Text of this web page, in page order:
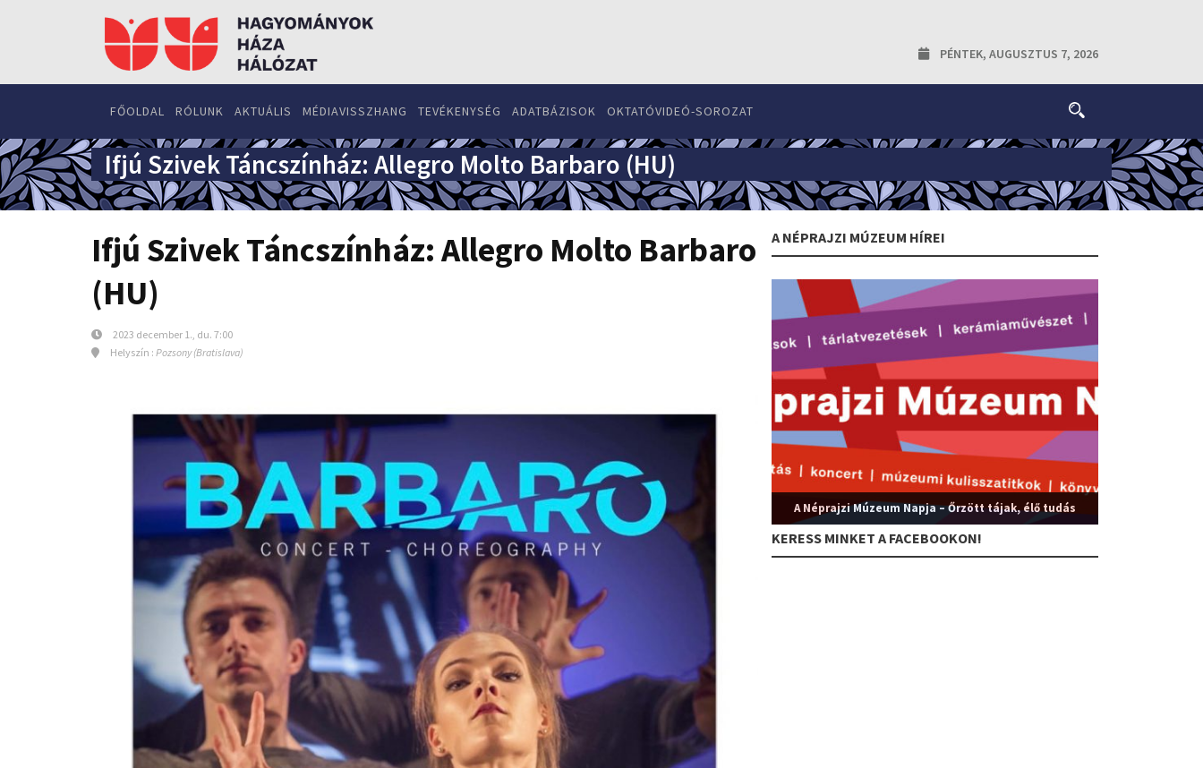
PÉNTEK, AUGUSZTUS 7, 2026
FŐOLDAL RÓLUNK AKTUÁLIS MÉDIAVISSZHANG TEVÉKENYSÉG ADATBÁZISOK OKTATÓVIDEÓ-SOROZAT
Ifjú Szivek Táncszínház: Allegro Molto Barbaro (HU)
Ifjú Szivek Táncszínház: Allegro Molto Barbaro
(HU)
2023 december 1., du. 7:00
Helyszín : Pozsony (Bratislava)
A NÉPRAJZI MÚZEUM HÍREI
A Néprajzi Múzeum Napja – Őrzött tájak, élő tudás
KERESS MINKET A FACEBOOKON!